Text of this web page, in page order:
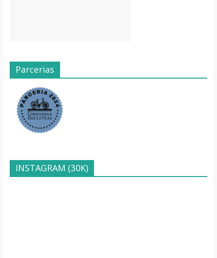
Parcerias
INSTAGRAM (30K)